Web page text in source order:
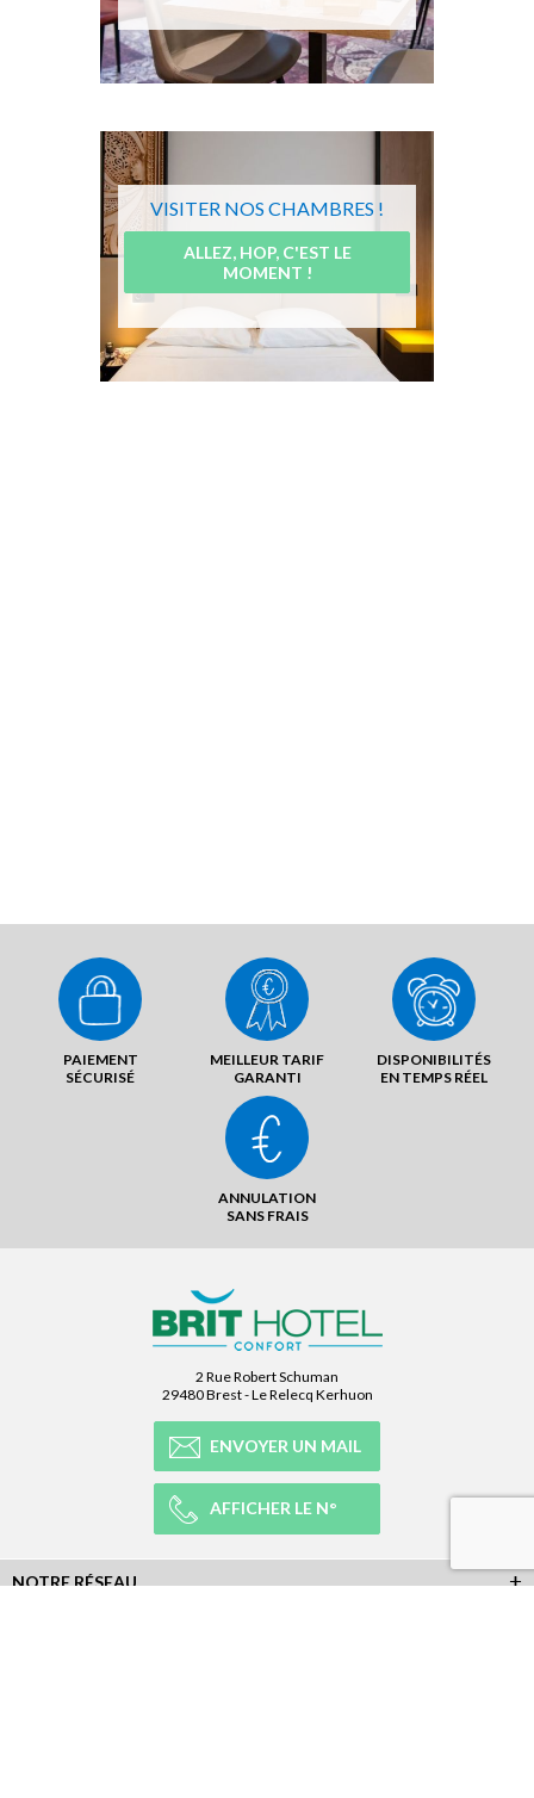
VISITER NOS CHAMBRES !
ALLEZ, HOP, C'EST LE
MOMENT !
PAIEMENT
SÉCURISÉ
MEILLEUR TARIF
GARANTI
DISPONIBILITÉS
EN TEMPS RÉEL
ANNULATION
SANS FRAIS
2 Rue Robert Schuman
29480 Brest - Le Relecq Kerhuon
ENVOYER UN MAIL
AFFICHER LE N°
NOTRE RÉSEAU